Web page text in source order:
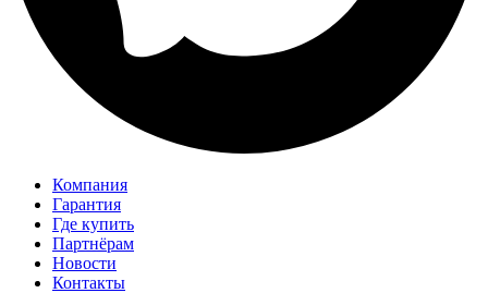
Компания
Гарантия
Где купить
Партнёрам
Новости
Контакты